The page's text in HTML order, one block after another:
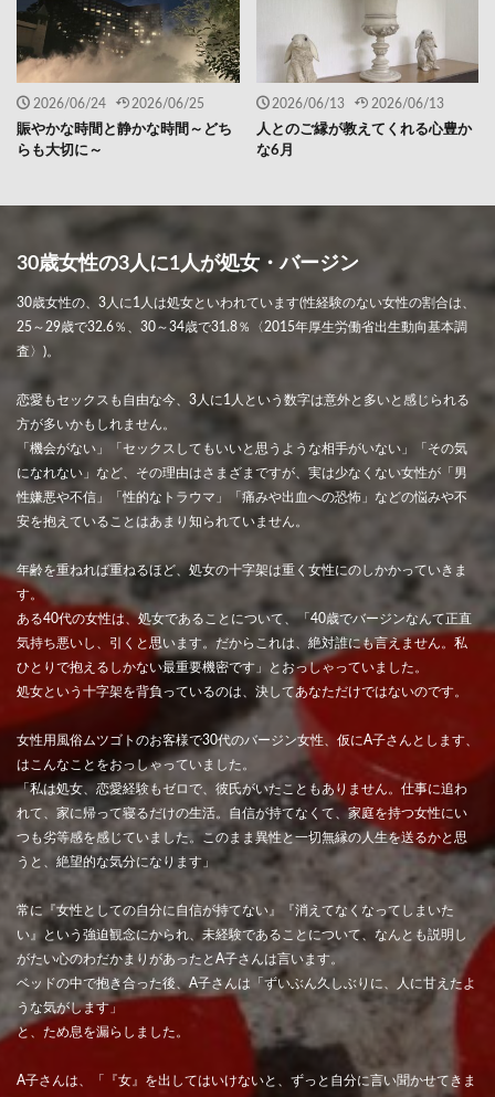
2026/06/24 2026/06/25
賑やかな時間と静かな時間～どち
らも大切に～
2026/06/13 2026/06/13
人とのご縁が教えてくれる心豊か
な6月
30歳女性の3人に1人が処女・バージン
30歳女性の、3人に1人は処女といわれています(性経験のない女性の割合は、
25～29歳で32.6％、30～34歳で31.8％〈2015年厚生労働省出生動向基本調
査〉)。
恋愛もセックスも自由な今、3人に1人という数字は意外と多いと感じられる
方が多いかもしれません。
「機会がない」「セックスしてもいいと思うような相手がいない」「その気
になれない」など、その理由はさまざまですが、実は少なくない女性が「男
性嫌悪や不信」「性的なトラウマ」「痛みや出血への恐怖」などの悩みや不
安を抱えていることはあまり知られていません。
年齢を重ねれば重ねるほど、処女の十字架は重く女性にのしかかっていきま
す。
ある40代の女性は、処女であることについて、「40歳でバージンなんて正直
気持ち悪いし、引くと思います。だからこれは、絶対誰にも言えません。私
ひとりで抱えるしかない最重要機密です」とおっしゃっていました。
処女という十字架を背負っているのは、決してあなただけではないのです。
女性用風俗ムツゴトのお客様で30代のバージン女性、仮にA子さんとします、
はこんなことをおっしゃっていました。
「私は処女、恋愛経験もゼロで、彼氏がいたこともありません。仕事に追わ
れて、家に帰って寝るだけの生活。自信が持てなくて、家庭を持つ女性にい
つも劣等感を感じていました。このまま異性と一切無縁の人生を送るかと思
うと、絶望的な気分になります」
常に『女性としての自分に自信が持てない』『消えてなくなってしまいた
い』という強迫観念にかられ、未経験であることについて、なんとも説明し
がたい心のわだかまりがあったとA子さんは言います。
ベッドの中で抱き合った後、A子さんは「ずいぶん久しぶりに、人に甘えたよ
うな気がします」
と、ため息を漏らしました。
A子さんは、「『女』を出してはいけないと、ずっと自分に言い聞かせてきま